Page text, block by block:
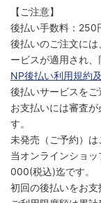
【ご注意】
後払い手数料：250
後払いのご注文には
ービスが適用され、
NP後払い利用規約
後払いサービスをご
お支払いには審査
す。
未発売（ご予約）は
当オンラインショ
000(税込)迄です。
初回の後払いをお